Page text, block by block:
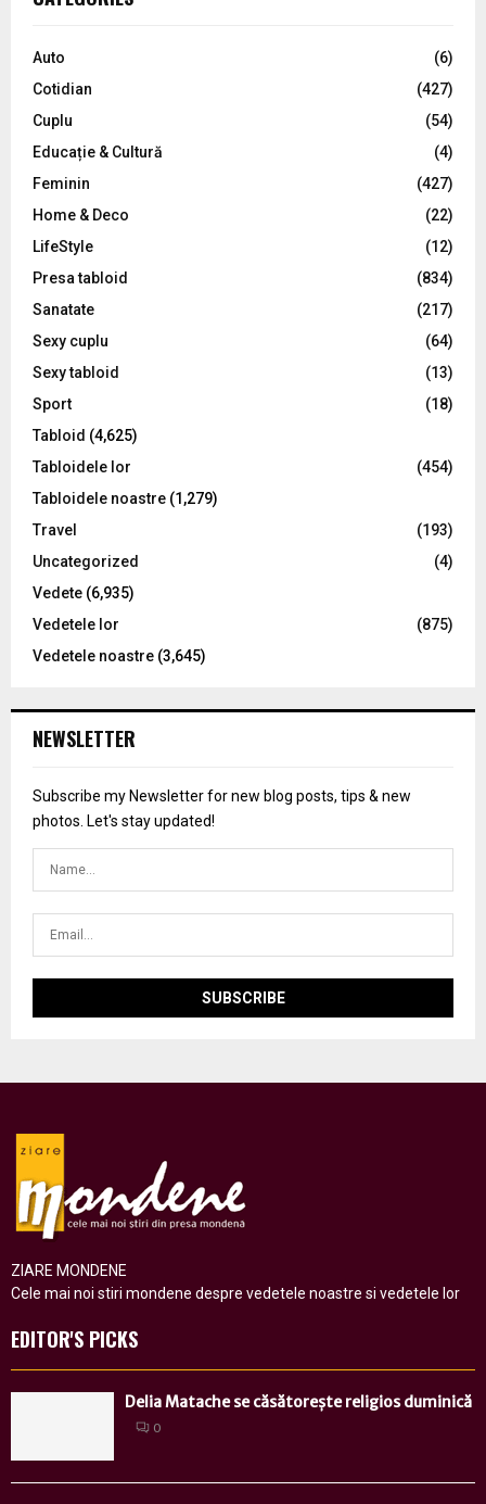
h
o
:
C
Auto
(6)
Cotidian
(427)
Cuplu
(54)
Educație & Cultură
(4)
Feminin
(427)
Home & Deco
(22)
LifeStyle
(12)
Presa tabloid
(834)
Sanatate
(217)
Sexy cuplu
(64)
Sexy tabloid
(13)
Sport
(18)
Tabloid (4,625)
Tabloidele lor
(454)
Tabloidele noastre (1,279)
Travel
(193)
Uncategorized
(4)
Vedete (6,935)
Vedetele lor
(875)
Vedetele noastre (3,645)
NEWSLETTER
Subscribe my Newsletter for new blog posts, tips & new
photos. Let's stay updated!
ZIARE MONDENE
Cele mai noi stiri mondene despre vedetele noastre si vedetele lor
EDITOR'S PICKS
Delia Matache se căsătorește religios duminică
0